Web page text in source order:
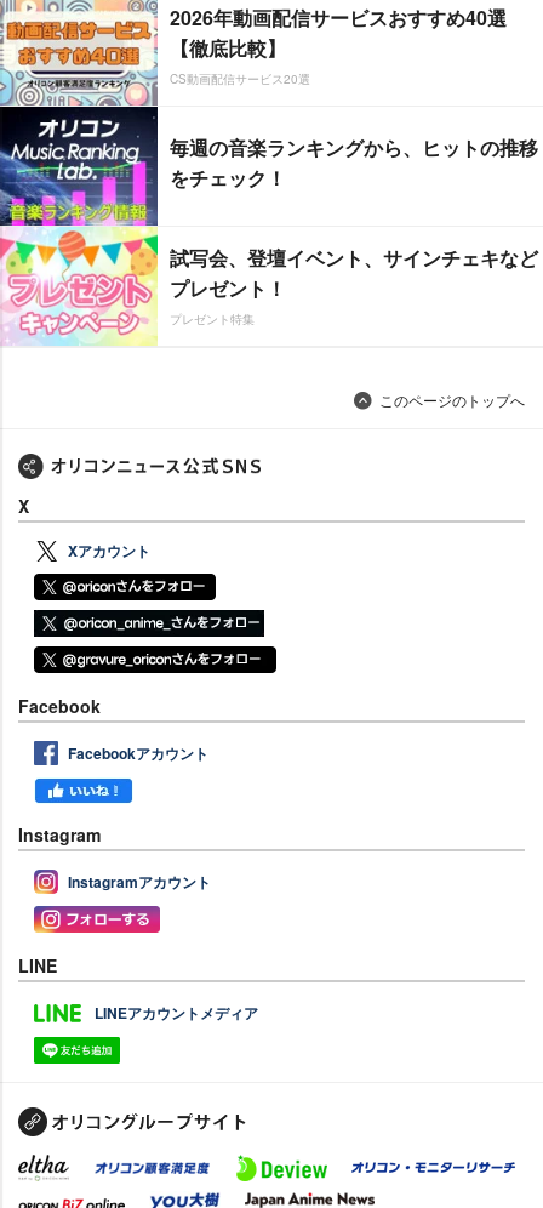
2026年動画配信サービスおすすめ40選
【徹底比較】
CS動画配信サービス20選
毎週の音楽ランキングから、ヒットの推移
をチェック！
試写会、登壇イベント、サインチェキなど
プレゼント！
プレゼント特集
このページのトップへ
X
Xアカウント
Facebook
Facebookアカウント
Instagram
Instagramアカウント
LINE
LINEアカウントメディア